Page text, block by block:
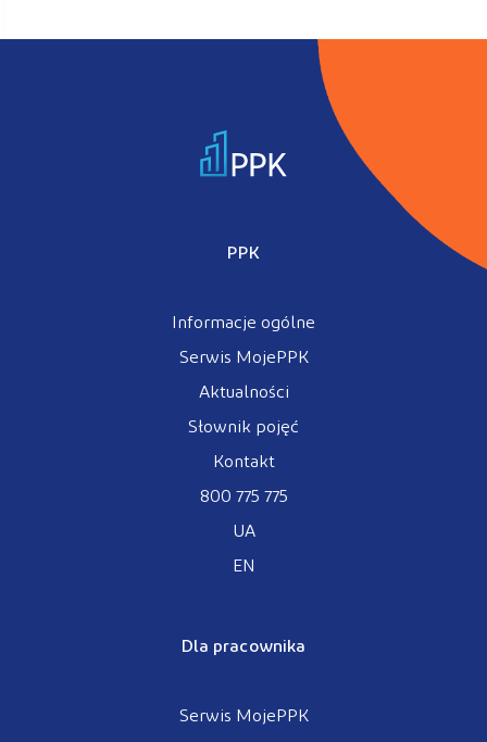
PPK
Informacje ogólne
Serwis MojePPK
Aktualności
Słownik pojęć
Kontakt
800 775 775
UA
EN
Dla pracownika
Serwis MojePPK